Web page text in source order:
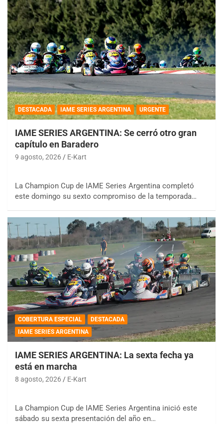
DESTACADA IAME SERIES ARGENTINA URGENTE
IAME SERIES ARGENTINA: Se cerró otro gran
capítulo en Baradero
9 agosto, 2026 E-Kart
La Champion Cup de IAME Series Argentina completó
este domingo su sexto compromiso de la temporada…
COBERTURA ESPECIAL
DESTACADA
IAME SERIES ARGENTINA
IAME SERIES ARGENTINA: La sexta fecha ya
está en marcha
8 agosto, 2026 E-Kart
La Champion Cup de IAME Series Argentina inició este
sábado su sexta presentación del año en…